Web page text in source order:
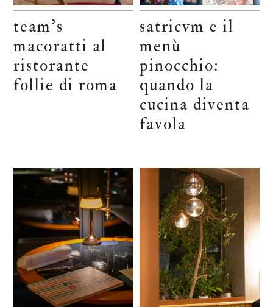
team’s
macoratti al
ristorante
follie di roma
satricvm e il
menù
pinocchio:
quando la
cucina diventa
favola